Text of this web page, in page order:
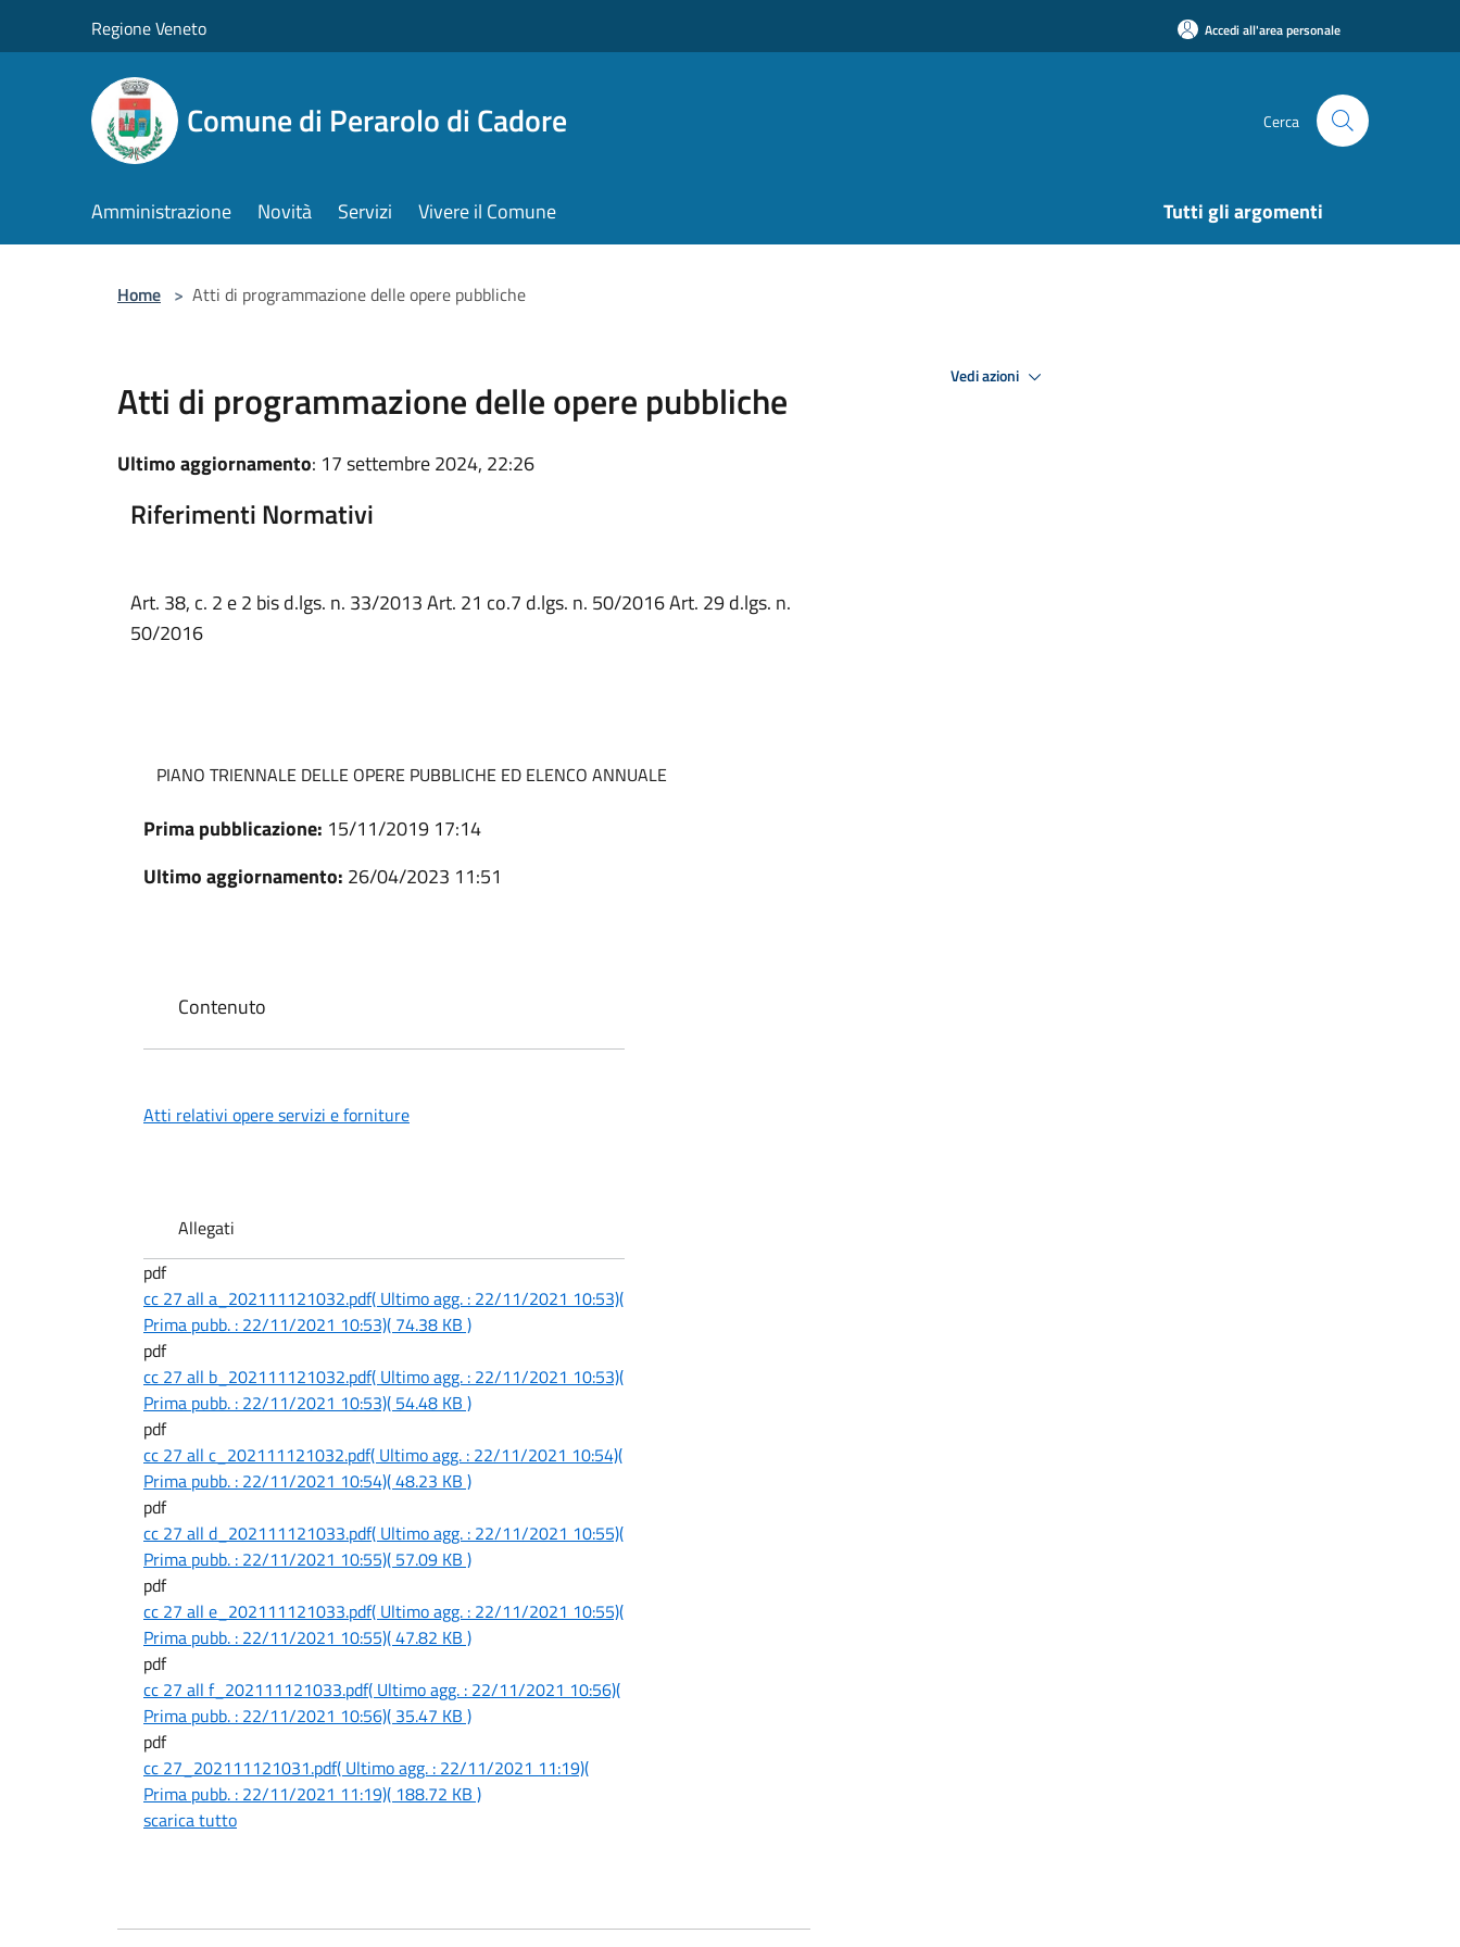
Regione Veneto Accedi all'area personale
Comune di Perarolo di Cadore Cerca
Amministrazione Novità Servizi Vivere il Comune Tutti gli argomenti
Home > Atti di programmazione delle opere pubbliche
Atti di programmazione delle opere pubbliche
Ultimo aggiornamento: 17 settembre 2024, 22:26
Riferimenti Normativi
Art. 38, c. 2 e 2 bis d.lgs. n. 33/2013 Art. 21 co.7 d.lgs. n. 50/2016 Art. 29 d.lgs. n.
50/2016
PIANO TRIENNALE DELLE OPERE PUBBLICHE ED ELENCO ANNUALE
Prima pubblicazione: 15/11/2019 17:14
Ultimo aggiornamento: 26/04/2023 11:51
Contenuto
Atti relativi opere servizi e forniture
Allegati
pdf
cc 27 all a_202111121032.pdf( Ultimo agg. : 22/11/2021 10:53)(
Prima pubb. : 22/11/2021 10:53)( 74.38 KB )
pdf
cc 27 all b_202111121032.pdf( Ultimo agg. : 22/11/2021 10:53)(
Prima pubb. : 22/11/2021 10:53)( 54.48 KB )
pdf
cc 27 all c_202111121032.pdf( Ultimo agg. : 22/11/2021 10:54)(
Prima pubb. : 22/11/2021 10:54)( 48.23 KB )
pdf
cc 27 all d_202111121033.pdf( Ultimo agg. : 22/11/2021 10:55)(
Prima pubb. : 22/11/2021 10:55)( 57.09 KB )
pdf
cc 27 all e_202111121033.pdf( Ultimo agg. : 22/11/2021 10:55)(
Prima pubb. : 22/11/2021 10:55)( 47.82 KB )
pdf
cc 27 all f_202111121033.pdf( Ultimo agg. : 22/11/2021 10:56)(
Prima pubb. : 22/11/2021 10:56)( 35.47 KB )
pdf
cc 27_202111121031.pdf( Ultimo agg. : 22/11/2021 11:19)(
Prima pubb. : 22/11/2021 11:19)( 188.72 KB )
scarica tutto
Vedi azioni